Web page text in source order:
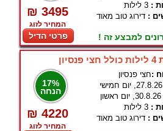
₪ 3495
המחיר לזוג
פרטי הדיל
: 3 לילות
: דירוג טוב מאוד
למבצע זה !
17%
הנחה
₪ 4220
המחיר לזוג
:חצי פנסיון
27.8.26, יום חמישי
30.8.26, יום ראשון
: 3 לילות
: דירוג טוב מאוד